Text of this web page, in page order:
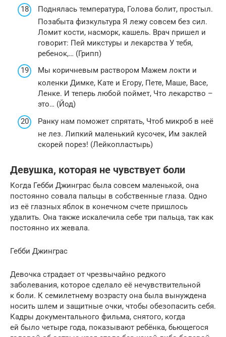
Поднялась температура, Голова болит, простыл.
Позабыта физкультура Я лежу совсем без сил.
Ломит кости, насморк, кашель. Врач пришел и
говорит: Пей микстуры и лекарства У тебя,
ребенок,… (Грипп)
Мы коричневым раствором Мажем локти и
коленки Димке, Кате и Егору, Пете, Маше, Васе,
Ленке. И теперь любой поймет, Что лекарство –
это… (Йод)
Ранку нам поможет спрятать, Чтоб микроб в неё
не лез. Липкий маленький кусочек, Им заклей
скорей порез! (Лейкопластырь)
Девушка, которая не чувствует боли
Когда Гебби Джинграс была совсем маленькой, она
постоянно совала пальцы в собственные глаза. Одно
из её глазных яблок в конечном счете пришлось
удалить. Она также искалечила себе три пальца, так как
постоянно их жевала.
Гебби Джинграс
Девочка страдает от чрезвычайно редкого
заболевания, которое сделало её нечувствительной
к боли. К семилетнему возрасту она была вынуждена
носить шлем и защитные очки, чтобы обезопасить себя.
Кадры документального фильма, снятого, когда
ей было четыре года, показывают ребёнка, бьющегося